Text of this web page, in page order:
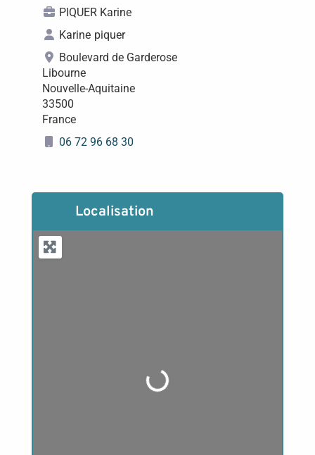
PIQUER Karine
Karine piquer
Boulevard de Garderose
Libourne
Nouvelle-Aquitaine
33500
France
06 72 96 68 30
Localisation
Loading...